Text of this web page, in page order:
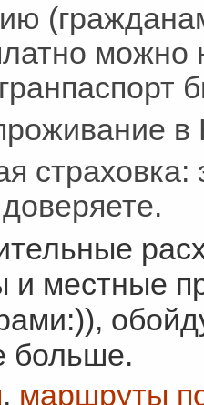
можно
в
и местные
больше.
, маршруты